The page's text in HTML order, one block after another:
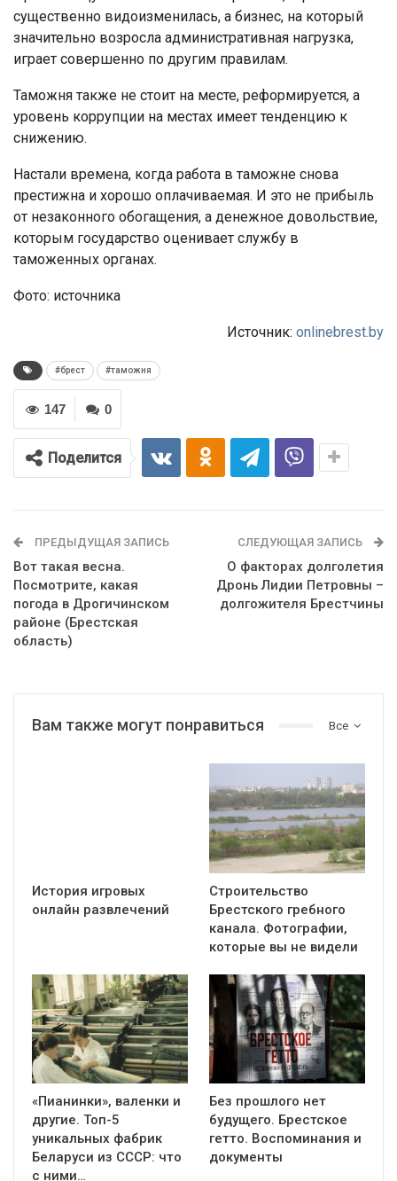
существенно видоизменилась, а бизнес, на который
значительно возросла административная нагрузка,
играет совершенно по другим правилам.
Таможня также не стоит на месте, реформируется, а
уровень коррупции на местах имеет тенденцию к
снижению.
Настали времена, когда работа в таможне снова
престижна и хорошо оплачиваемая. И это не прибыль
от незаконного обогащения, а денежное довольствие,
которым государство оценивает службу в
таможенных органах.
Фото: источника
Источник: onlinebrest.by
#брест #таможня
0
147
Поделится
ПРЕДЫДУЩАЯ ЗАПИСЬ
Вот такая весна.
Посмотрите, какая
погода в Дрогичинском
районе (Брестская
область)
СЛЕДУЮЩАЯ ЗАПИСЬ
О факторах долголетия
Дронь Лидии Петровны –
долгожителя Брестчины
Все
Вам также могут понравиться
История игровых
онлайн развлечений
Строительство
Брестского гребного
канала. Фотографии,
которые вы не видели
«Пианинки», валенки и
другие. Топ-5
уникальных фабрик
Беларуси из СССР: что
с ними…
Без прошлого нет
будущего. Брестское
гетто. Воспоминания и
документы